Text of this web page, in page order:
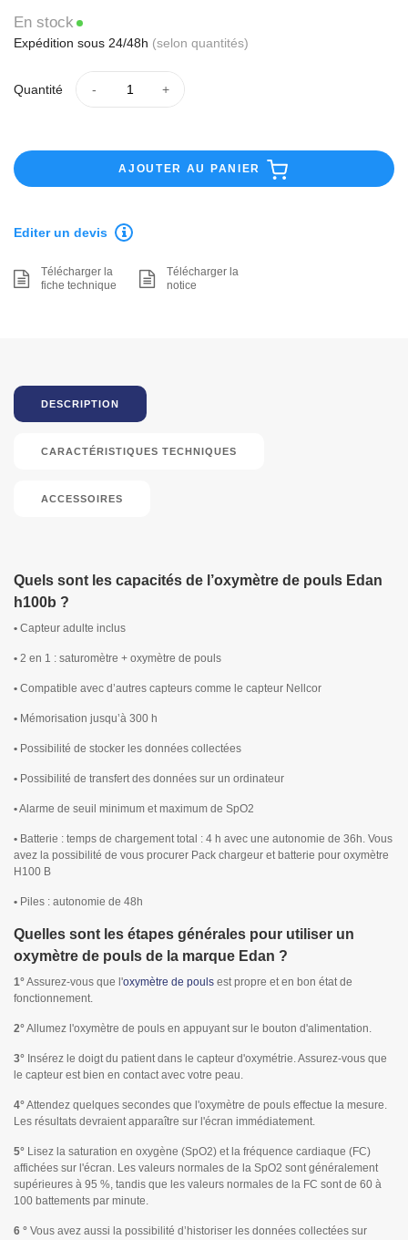
En stock
Expédition sous 24/48h (selon quantités)
Quantité
AJOUTER AU PANIER
Editer un devis
Télécharger la
fiche technique
Télécharger la
notice
DESCRIPTION
CARACTÉRISTIQUES TECHNIQUES
ACCESSOIRES
Quels sont les capacités de l’oxymètre de pouls Edan
h100b ?
• Capteur adulte inclus
• 2 en 1 : saturomètre + oxymètre de pouls
• Compatible avec d’autres capteurs comme le capteur Nellcor
• Mémorisation jusqu’à 300 h
• Possibilité de stocker les données collectées
• Possibilité de transfert des données sur un ordinateur
•Alarme de seuil minimum et maximum de SpO2
• Batterie : temps de chargement total : 4 h avec une autonomie de 36h. Vous
avez la possibilité de vous procurer Pack chargeur et batterie pour oxymètre
H100 B
• Piles : autonomie de 48h
Quelles sont les étapes générales pour utiliser un
oxymètre de pouls de la marque Edan ?
1°Assurez-vous que l'oxymètre de pouls est propre et en bon état de
fonctionnement.
2°Allumez l'oxymètre de pouls en appuyant sur le bouton d'alimentation.
3° Insérez le doigt du patient dans le capteur d'oxymétrie. Assurez-vous que
le capteur est bien en contact avec votre peau.
4°Attendez quelques secondes que l'oxymètre de pouls effectue la mesure.
Les résultats devraient apparaître sur l'écran immédiatement.
5° Lisez la saturation en oxygène (SpO2) et la fréquence cardiaque (FC)
affichées sur l'écran. Les valeurs normales de la SpO2 sont généralement
supérieures à 95 %, tandis que les valeurs normales de la FC sont de 60 à
100 battements par minute.
6 ° Vous avez aussi la possibilité d’historiser les données collectées sur